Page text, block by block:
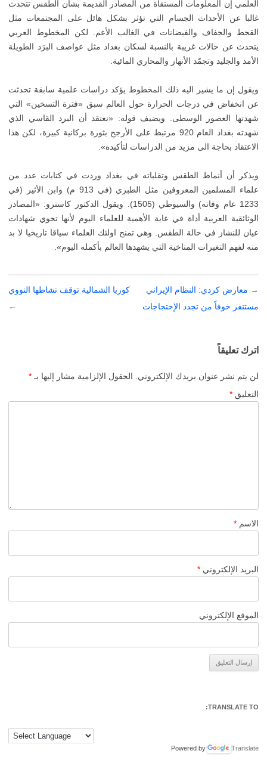
العلمي إن المعلومات المستقاة من المصادر القديمة بشأن الطقس تتحدث
غالبا عن الأحداث الجسام التي تؤثر بشكل هائل على المجتمعات مثل
القحط والجفاف والفيضانات في الغالب الأعم. لكن المخطوط العربي
يتحدث عن حالات غريبة بالنسبة لسكان بغداد مثل عواصف البرَد الطويلة
الأمد والجليد وتجمّد الأنهار والمحاري المائية.
ويقول إن ما يشير اليه ذلك المخطوط يؤكد دراسات علمية سابقة تحدثت
عن انخفاض في درجات الحرارة حول العالم سبق «فترة التسخين» التي
شهدتها العصور الوسطى. ويضيف قوله: «نعتقد أن البرد القاسي الذي
شهدته بغداد العام 920 مرتبط على الأرجح بثورة بركانية كبيرة، لكن هذا
الاعتقاد بحاجة الى مزيد من الدراسات لتأكيده».
ويذكر أن أنماط الطقس وتقلباته في بغداد وردت في كتابات عدد من
علماء المسلمين المعروفين مثل الطبري (في 913 م) وابن الأثير (في
1233 عام وفاته) والسيوطي (1505). ويقول الدكتور كاسترو: «المصادر
الوثائقية العربية أداة في غاية الأهمية للعلماء اليوم لأنها تحوي شهادات
عيان للنشاز في حالة الطقس. وهي تمنح اولئك العلماء سياقا تاريخيا لا بد
منه لفهم التغيرات المناخية التي يشهدها العالم بأكمله اليوم».
تصفّح
المقالات
→ معارض كردي: النظام الإيراني
مستنفر خوفاً من تجدد الإحتجاجات
كوريا الشمالية توقف نشاطها النووي
←
اترك تعليقاً
لن يتم نشر عنوان بريدك الإلكتروني. الحقول الإلزامية مشار إليها بـ *
التعليق *
الاسم *
البريد الإلكتروني *
الموقع الإلكتروني
TRANSLATE TO:
Powered by Translate